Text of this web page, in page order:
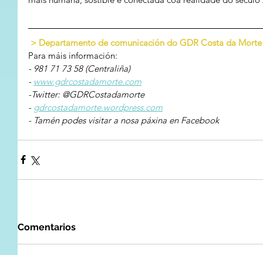
> Departamento de comunicación do GDR Costa da Morte
Para máis información:
- 981 71 73 58 (Centraliña)
- www.gdrcostadamorte.com
-Twitter: @GDRCostadamorte
- gdrcostadamorte.wordpress.com
- Tamén podes visitar a nosa páxina en Facebook
Comentarios